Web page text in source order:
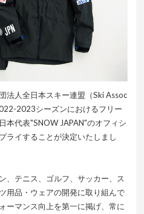
法人全日本スキー連盟（Ski Assoc
2023シーズンにおけるフリー
本代表"SNOW JAPAN"のオフィシ
ライすることが決定いたしまし
、テニス、ゴルフ、サッカー、ス
用品・ウェアの開発に取り組んで
ーマンス向上を第一に掲げ、常に